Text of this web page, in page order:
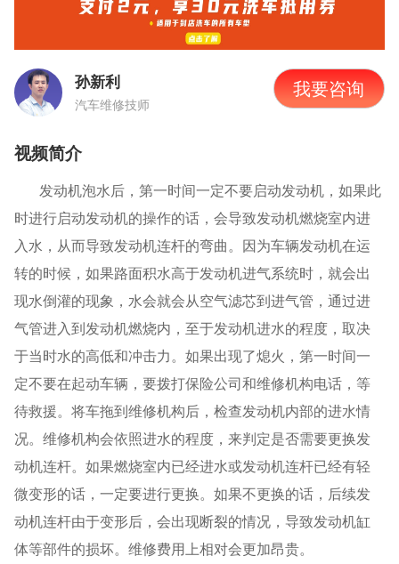
孙新利
汽车维修技师
我要咨询
视频简介
发动机泡水后，第一时间一定不要启动发动机，如果此
时进行启动发动机的操作的话，会导致发动机燃烧室内进
入水，从而导致发动机连杆的弯曲。因为车辆发动机在运
转的时候，如果路面积水高于发动机进气系统时，就会出
现水倒灌的现象，水会就会从空气滤芯到进气管，通过进
气管进入到发动机燃烧内，至于发动机进水的程度，取决
于当时水的高低和冲击力。如果出现了熄火，第一时间一
定不要在起动车辆，要拨打保险公司和维修机构电话，等
待救援。将车拖到维修机构后，检查发动机内部的进水情
况。维修机构会依照进水的程度，来判定是否需要更换发
动机连杆。如果燃烧室内已经进水或发动机连杆已经有轻
微变形的话，一定要进行更换。如果不更换的话，后续发
动机连杆由于变形后，会出现断裂的情况，导致发动机缸
体等部件的损坏。维修费用上相对会更加昂贵。